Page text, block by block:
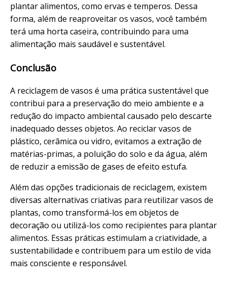
plantar alimentos, como ervas e temperos. Dessa
forma, além de reaproveitar os vasos, você também
terá uma horta caseira, contribuindo para uma
alimentação mais saudável e sustentável.
Conclusão
A reciclagem de vasos é uma prática sustentável que
contribui para a preservação do meio ambiente e a
redução do impacto ambiental causado pelo descarte
inadequado desses objetos. Ao reciclar vasos de
plástico, cerâmica ou vidro, evitamos a extração de
matérias-primas, a poluição do solo e da água, além
de reduzir a emissão de gases de efeito estufa.
Além das opções tradicionais de reciclagem, existem
diversas alternativas criativas para reutilizar vasos de
plantas, como transformá-los em objetos de
decoração ou utilizá-los como recipientes para plantar
alimentos. Essas práticas estimulam a criatividade, a
sustentabilidade e contribuem para um estilo de vida
mais consciente e responsável.